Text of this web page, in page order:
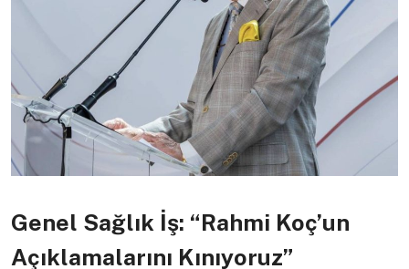
Genel Sağlık İş: “Rahmi Koç’un
Açıklamalarını Kınıyoruz”